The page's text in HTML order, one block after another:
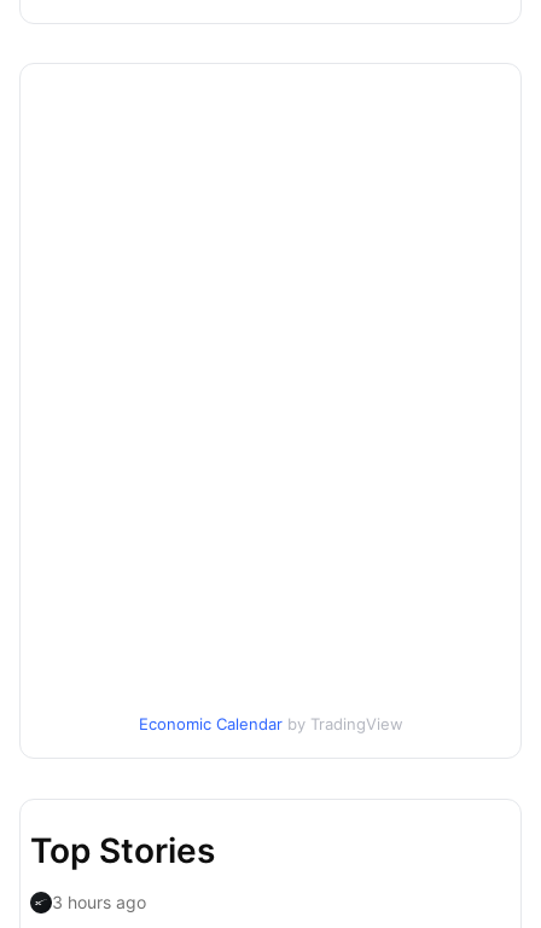
Economic Calendar by TradingView